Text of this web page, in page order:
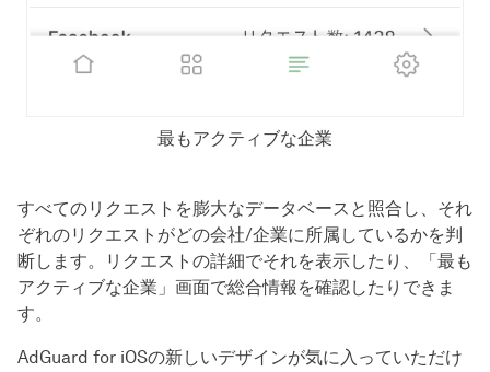
最もアクティブな企業
すべてのリクエストを膨大なデータベースと照合し、それ
ぞれのリクエストがどの会社/企業に所属しているかを判
断します。リクエストの詳細でそれを表示したり、「最も
アクティブな企業」画面で総合情報を確認したりできま
す。
AdGuard for iOSの新しいデザインが気に入っていただけ